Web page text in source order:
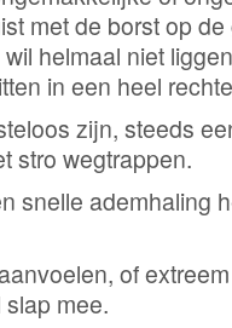
met de borst op
helmaal niet
in een heel
zijn, steeds
stro wegtrappen.
snelle ademhaling
of
mee.
hyves